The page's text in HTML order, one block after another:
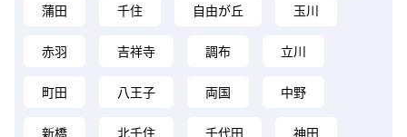
蒲田 千住 自由が丘 玉川
赤羽 吉祥寺 調布 立川
町田 八王子 両国 中野
新橋 北千住 千代田 神田